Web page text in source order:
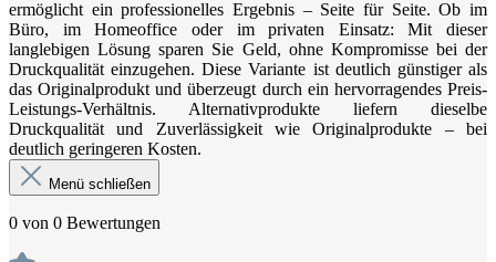
ermöglicht ein professionelles Ergebnis – Seite für Seite. Ob im
Büro, im Homeoffice oder im privaten Einsatz: Mit dieser
langlebigen Lösung sparen Sie Geld, ohne Kompromisse bei der
Druckqualität einzugehen. Diese Variante ist deutlich günstiger als
das Originalprodukt und überzeugt durch ein hervorragendes Preis-
Leistungs-Verhältnis. Alternativprodukte liefern dieselbe
Druckqualität und Zuverlässigkeit wie Originalprodukte – bei
deutlich geringeren Kosten.
Menü schließen
0 von 0 Bewertungen